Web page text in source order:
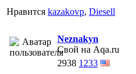
Нравится kazakovp, Diesell
Neznakyn
Свой на Aqa.ru
2938 1233